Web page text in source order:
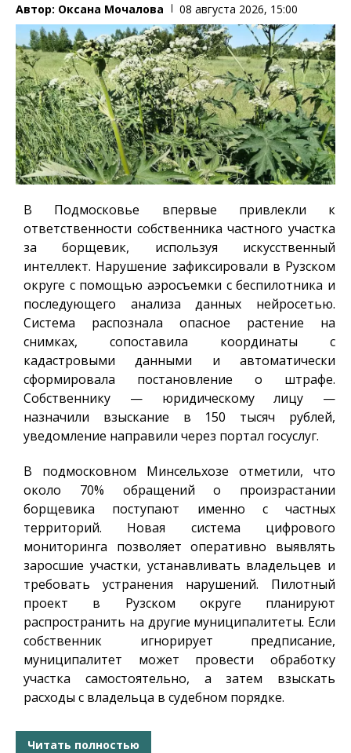
Автор: Оксана Мочалова 08 августа 2026, 15:00
В Подмосковье впервые привлекли к
ответственности собственника частного участка
за борщевик, используя искусственный
интеллект. Нарушение зафиксировали в Рузском
округе с помощью аэросъемки с беспилотника и
последующего анализа данных нейросетью.
Система распознала опасное растение на
снимках, сопоставила координаты с
кадастровыми данными и автоматически
сформировала постановление о штрафе.
Собственнику — юридическому лицу —
назначили взыскание в 150 тысяч рублей,
уведомление направили через портал госуслуг.
В подмосковном Минсельхозе отметили, что
около 70% обращений о произрастании
борщевика поступают именно с частных
территорий. Новая система цифрового
мониторинга позволяет оперативно выявлять
заросшие участки, устанавливать владельцев и
требовать устранения нарушений. Пилотный
проект в Рузском округе планируют
распространить на другие муниципалитеты. Если
собственник игнорирует предписание,
муниципалитет может провести обработку
участка самостоятельно, а затем взыскать
расходы с владельца в судебном порядке.
Читать полностью